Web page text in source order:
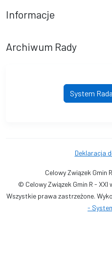
Informacje
Archiwum Rady
System
Celowy Związek Gmin
© Celowy Związek Gmin R -
Wszystkie prawa zastrzeżone.
-
Deklaracja